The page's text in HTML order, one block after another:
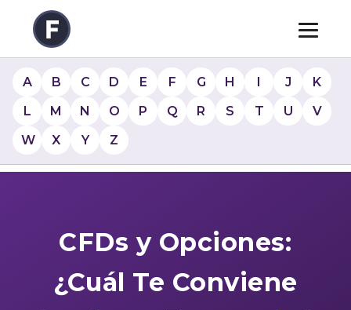
A B C D E F G H I J
K
L
M N O P Q R S T U
V
W
X Y Z
CFDs y Opciones:
¿Cuál Te Conviene